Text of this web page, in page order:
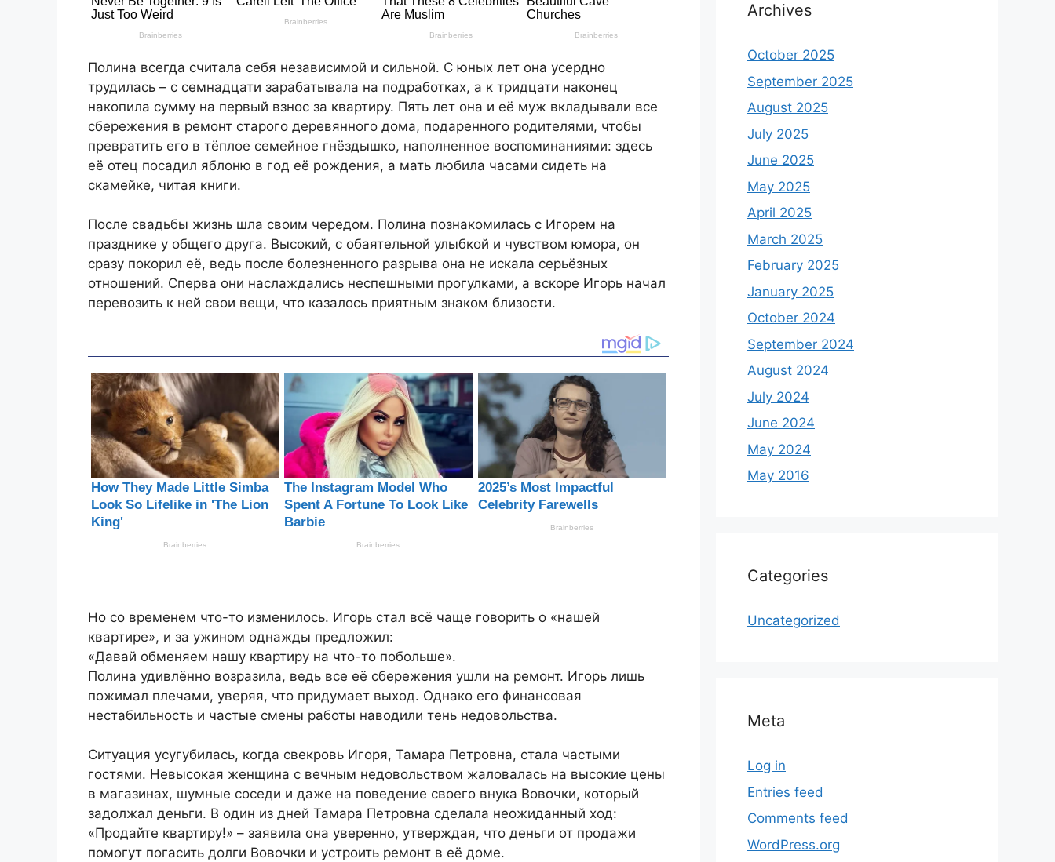
Полина всегда считала себя независимой и сильной. С юных лет она усердно
трудилась – с семнадцати зарабатывала на подработках, а к тридцати наконец
накопила сумму на первый взнос за квартиру. Пять лет она и её муж вкладывали все
сбережения в ремонт старого деревянного дома, подаренного родителями, чтобы
превратить его в тёплое семейное гнёздышко, наполненное воспоминаниями: здесь
её отец посадил яблоню в год её рождения, а мать любила часами сидеть на
скамейке, читая книги.
После свадьбы жизнь шла своим чередом. Полина познакомилась с Игорем на
празднике у общего друга. Высокий, с обаятельной улыбкой и чувством юмора, он
сразу покорил её, ведь после болезненного разрыва она не искала серьёзных
отношений. Сперва они наслаждались неспешными прогулками, а вскоре Игорь начал
перевозить к ней свои вещи, что казалось приятным знаком близости.
Но со временем что-то изменилось. Игорь стал всё чаще говорить о «нашей
квартире», и за ужином однажды предложил:
«Давай обменяем нашу квартиру на что-то побольше».
Полина удивлённо возразила, ведь все её сбережения ушли на ремонт. Игорь лишь
пожимал плечами, уверяя, что придумает выход. Однако его финансовая
нестабильность и частые смены работы наводили тень недовольства.
Ситуация усугубилась, когда свекровь Игоря, Тамара Петровна, стала частыми
гостями. Невысокая женщина с вечным недовольством жаловалась на высокие цены
в магазинах, шумные соседи и даже на поведение своего внука Вовочки, который
задолжал деньги. В один из дней Тамара Петровна сделала неожиданный ход:
«Продайте квартиру!» – заявила она уверенно, утверждая, что деньги от продажи
помогут погасить долги Вовочки и устроить ремонт в её доме.
Archives
October 2025
September 2025
August 2025
July 2025
June 2025
May 2025
April 2025
March 2025
February 2025
January 2025
October 2024
September 2024
August 2024
July 2024
June 2024
May 2024
May 2016
Categories
Uncategorized
Meta
Log in
Entries feed
Comments feed
WordPress.org